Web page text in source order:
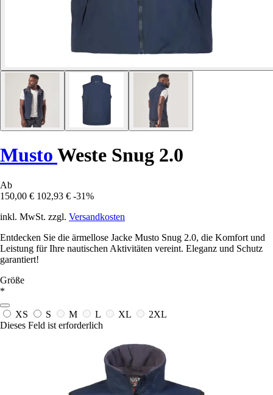
Musto Weste Snug 2.0
Ab
150,00 € 102,93 € -31%
inkl. MwSt. zzgl. Versandkosten
Entdecken Sie die ärmellose Jacke Musto Snug 2.0, die Komfort und
Leistung für Ihre nautischen Aktivitäten vereint. Eleganz und Schutz
garantiert!
Größe
*
XS S M L XL
2XL
Dieses Feld ist erforderlich